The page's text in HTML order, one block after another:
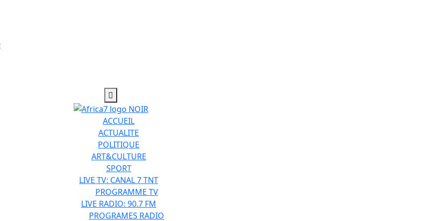
ACCUEIL
ACTUALITE
POLITIQUE
ART&CULTURE
SPORT
LIVE TV: CANAL 7 TNT
PROGRAMME TV
LIVE RADIO: 90.7 FM
PROGRAMES RADIO